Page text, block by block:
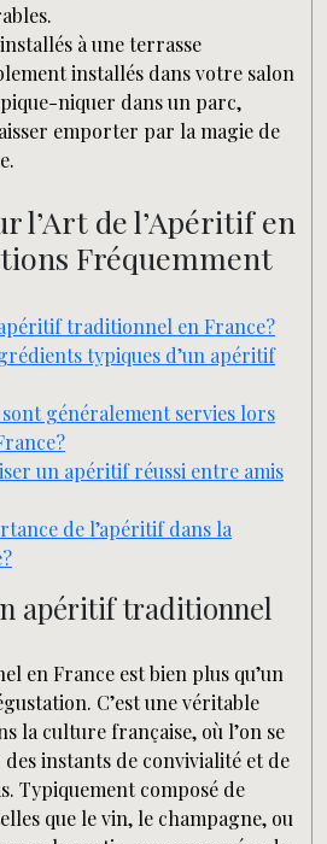
à une terrasse
installés dans votre salon
niquer dans un parc,
emporter par la magie de
l’Art de l’Apéritif en
Fréquemment
apéritif traditionnel en France?
typiques d’un apéritif
sont généralement servies lors
un apéritif réussi entre amis
de l’apéritif dans la
apéritif traditionnel
en France est bien plus qu’un
C’est une véritable
la culture française, où l’on se
instants de convivialité et de
Typiquement composé de
que le vin, le champagne, ou